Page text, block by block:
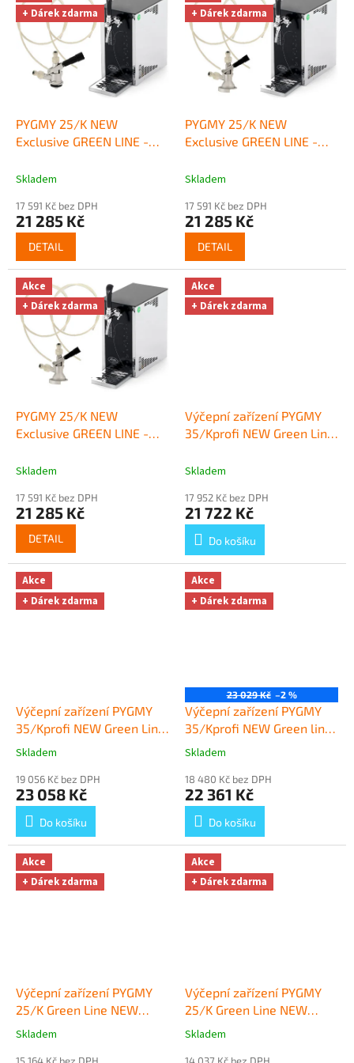
o
v
n
c
h
a
z
+ Dárek zdarma
PYGMY 25/K NEW
Exclusive GREEN LINE -
zdarma
Skladem
17 591 Kč bez DPH
21 285 Kč
DETAIL
+ Dárek zdarma
PYGMY 25/K NEW
Exclusive GREEN LINE -
zdarma
Skladem
17 591 Kč bez DPH
21 285 Kč
DETAIL
Akce
+ Dárek zdarma
PYGMY 25/K NEW
Exclusive GREEN LINE -
zdarma
Skladem
17 591 Kč bez DPH
21 285 Kč
DETAIL
Akce
+ Dárek zdarma
Výčepní zařízení PYGMY
35/Kprofi NEW Green Line
zdarma
Skladem
17 952 Kč bez DPH
21 722 Kč
Do košíku
Akce
+ Dárek zdarma
Výčepní zařízení PYGMY
35/Kprofi NEW Green Line
- komplet 3x Naražeč
Průměrné
produktu
je
5,0
5
hvězdiček.
Skladem
19 056 Kč bez DPH
23 058 Kč
Do košíku
Akce
+ Dárek zdarma
23 029 Kč –2 %
Výčepní zařízení PYGMY
35/Kprofi NEW Green line
- komplet 2x Naražeč
Průměrné
produktu
je
5,0
5
hvězdiček.
Skladem
18 480 Kč bez DPH
22 361 Kč
Do košíku
Akce
+ Dárek zdarma
Výčepní zařízení PYGMY
25/K Green Line NEW
komplet 3 x naražeč
Průměrné
Skladem
Akce
+ Dárek zdarma
Výčepní zařízení PYGMY
25/K Green Line NEW
komplet 2 x naražeč
Průměrné
Skladem